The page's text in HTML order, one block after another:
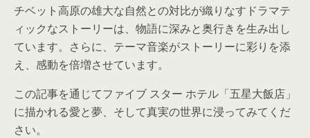
チベット高原の雄大な自然との対比が織りなすドラマテ
ィックなストーリーは、物語に深みと奥行きを生み出し
ています。さらに、テーマ音楽がストーリーに彩りを添
え、感動を倍増させています。
この記事を通じてファイブ スター ホテル「五星大飯店」
に描かれる愛と夢、そして真実の世界に浸ってみてくだ
さい。